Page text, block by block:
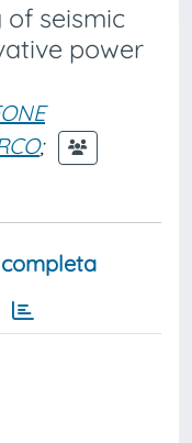
of seismic
power
;